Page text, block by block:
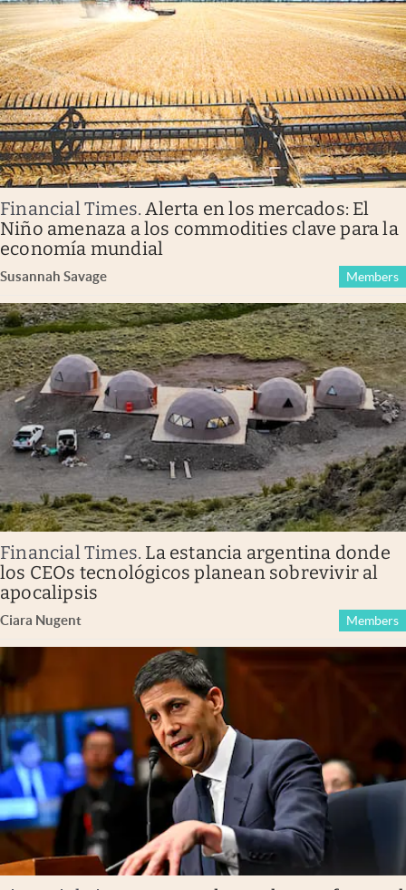
Financial Times. Alerta en los mercados: El
Niño amenaza a los commodities clave para la
economía mundial
Susannah Savage Members
Financial Times. La estancia argentina donde
los CEOs tecnológicos planean sobrevivir al
apocalipsis
Ciara Nugent Members